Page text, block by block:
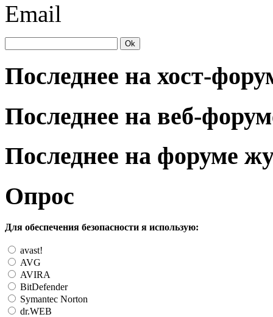
Email
Последнее на хост-
Последнее на веб-
Последнее на форуме
Опрос
Для обеспечения безопасности я использую:
avast!
AVG
AVIRA
BitDefender
Symantec Norton
dr.WEB